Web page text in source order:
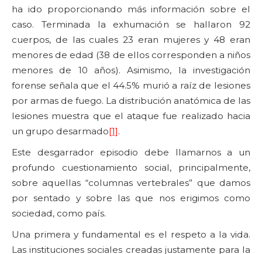
ha ido proporcionando más información sobre el
caso. Terminada la exhumación se hallaron 92
cuerpos, de las cuales 23 eran mujeres y 48 eran
menores de edad (38 de ellos corresponden a niños
menores de 10 años). Asimismo, la investigación
forense señala que el 44.5% murió a raíz de lesiones
por armas de fuego. La distribución anatómica de las
lesiones muestra que el ataque fue realizado hacia
un grupo desarmado[1].
Este desgarrador episodio debe llamarnos a un
profundo cuestionamiento social, principalmente,
sobre aquellas “columnas vertebrales” que damos
por sentado y sobre las que nos erigimos como
sociedad, como país.
Una primera y fundamental es el respeto a la vida.
Las instituciones sociales creadas justamente para la